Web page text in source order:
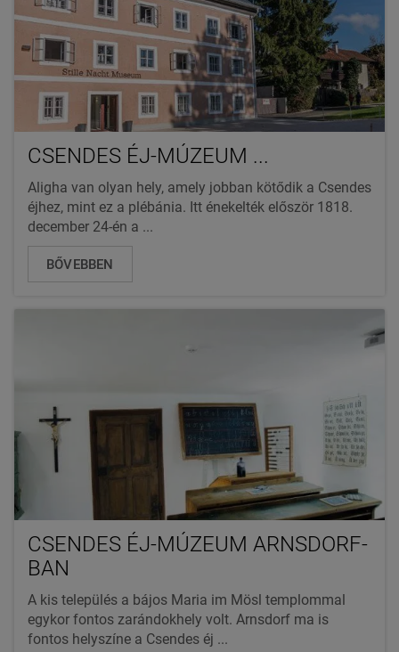
CSENDES ÉJ-MÚZEUM ...
Aligha van olyan hely, amely jobban kötődik a Csendes
éjhez, mint ez a plébánia. Itt énekelték először 1818.
december 24-én a ...
BŐVEBBEN
CSENDES ÉJ-MÚZEUM ARNSDORF-
BAN
A kis település a bájos Maria im Mösl templommal
egykor fontos zarándokhely volt. Arnsdorf ma is
fontos helyszíne a Csendes éj ...